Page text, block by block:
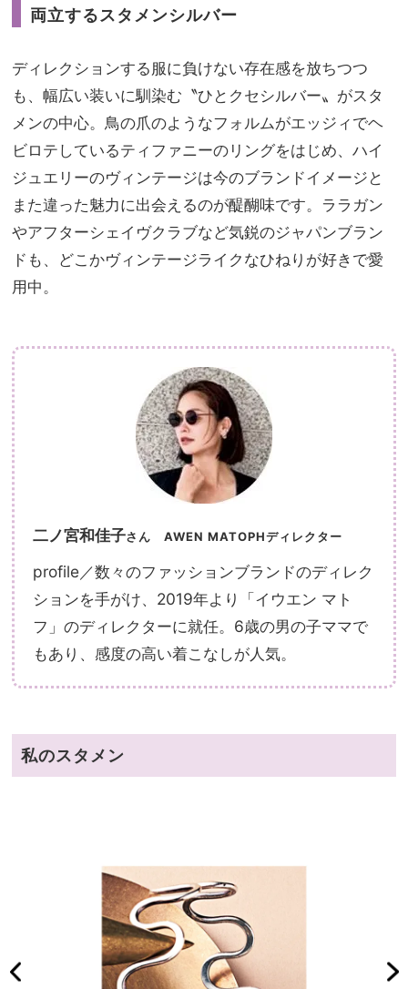
両立するスタメンシルバー
ディレクションする服に負けない存在感を放ちつつ
も、幅広い装いに馴染む〝ひとクセシルバー〟がスタ
メンの中心。鳥の爪のようなフォルムがエッジィでヘ
ビロテしているティファニーのリングをはじめ、ハイ
ジュエリーのヴィンテージは今のブランドイメージと
また違った魅力に出会えるのが醍醐味です。ララガン
やアフターシェイヴクラブなど気鋭のジャパンブラン
ドも、どこかヴィンテージライクなひねりが好きで愛
用中。
二ノ宮和佳子さん AWEN MATOPHディレクター
profile／数々のファッションブランドのディレク
ションを手がけ、2019年より「イウエン マト
フ」のディレクターに就任。6歳の男の子ママで
もあり、感度の高い着こなしが人気。
私のスタメン